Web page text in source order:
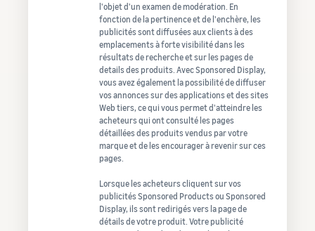
l'objet d'un examen de modération. En
fonction de la pertinence et de l'enchère, les
publicités sont diffusées aux clients à des
emplacements à forte visibilité dans les
résultats de recherche et sur les pages de
details des produits. Avec Sponsored Display,
vous avez également la possibilité de diffuser
vos annonces sur des applications et des sites
Web tiers, ce qui vous permet d'atteindre les
acheteurs qui ont consulté les pages
détaillées des produits vendus par votre
marque et de les encourager à revenir sur ces
pages.
Lorsque les acheteurs cliquent sur vos
publicités Sponsored Products ou Sponsored
Display, ils sont redirigés vers la page de
détails de votre produit. Votre publicité